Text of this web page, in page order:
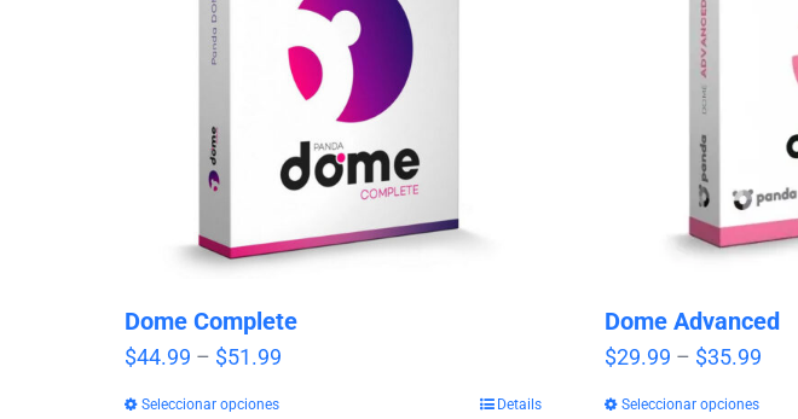
Dome Complete
$44.99 – $51.99
Seleccionar opciones Details
Dome Advanced
$29.99 – $35.99Price
Seleccionar opciones